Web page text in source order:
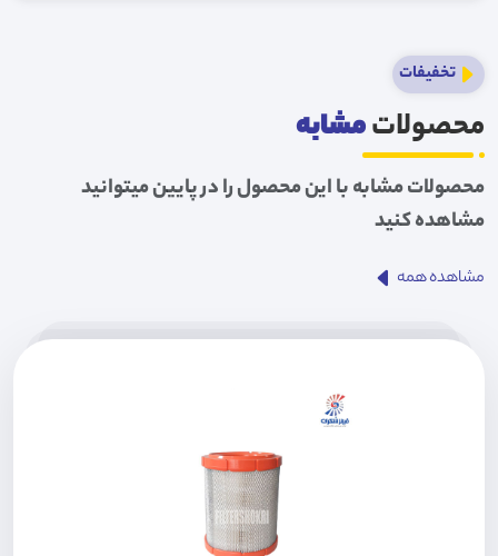
تخفیفات
محصولاتمشابه
محصولات مشابه با این محصول را در پایین میتوانید
مشاهده کنید
مشاهده همه